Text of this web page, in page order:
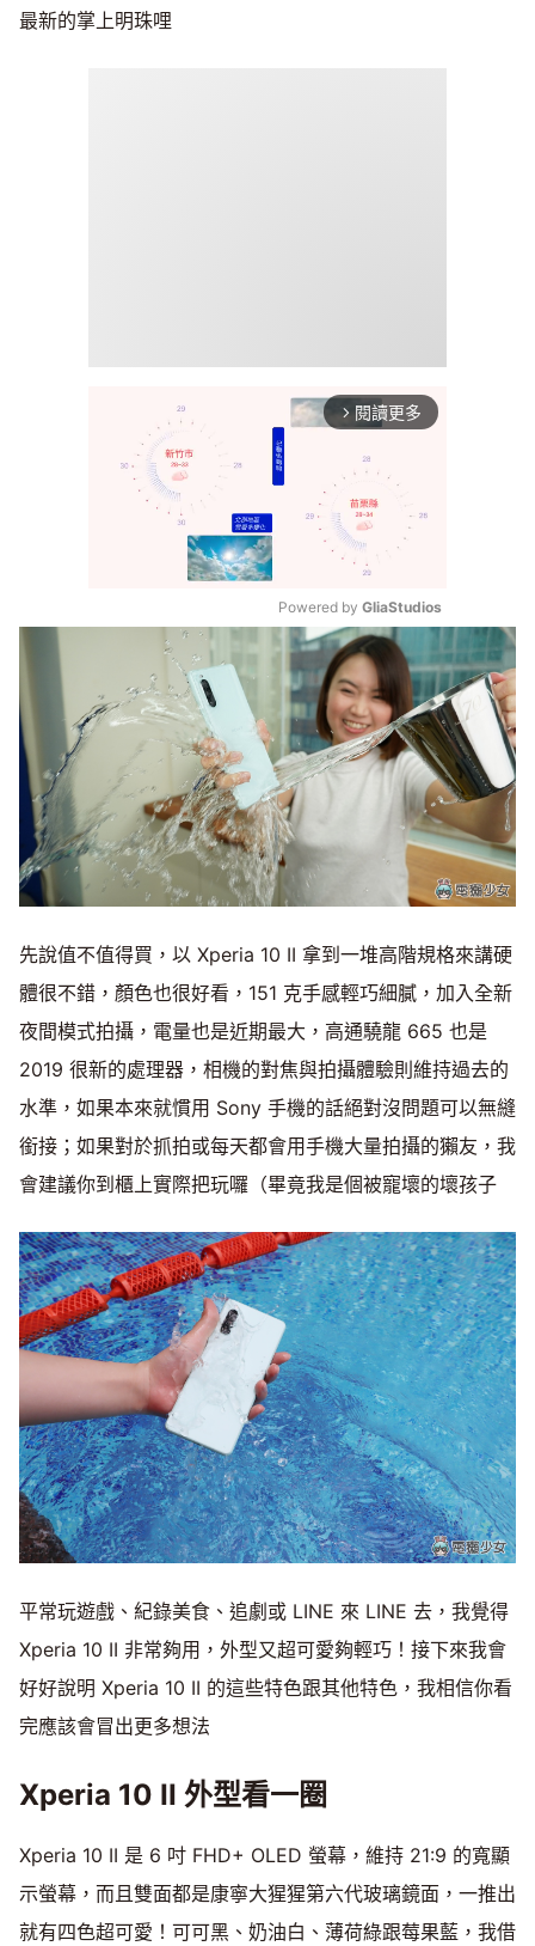
最新的掌上明珠哩
arrow_forward_ios 閱讀更多
Mute
Powered by GliaStudios
先說值不值得買，以 Xperia 10 II 拿到一堆高階規格來講硬
體很不錯，顏色也很好看，151 克手感輕巧細膩，加入全新
夜間模式拍攝，電量也是近期最大，高通驍龍 665 也是
2019 很新的處理器，相機的對焦與拍攝體驗則維持過去的
水準，如果本來就慣用 Sony 手機的話絕對沒問題可以無縫
銜接；如果對於抓拍或每天都會用手機大量拍攝的獺友，我
會建議你到櫃上實際把玩囉（畢竟我是個被寵壞的壞孩子
平常玩遊戲、紀錄美食、追劇或 LINE 來 LINE 去，我覺得
Xperia 10 II 非常夠用，外型又超可愛夠輕巧！接下來我會
好好說明 Xperia 10 II 的這些特色跟其他特色，我相信你看
完應該會冒出更多想法
Xperia 10 II 外型看一圈
Xperia 10 II 是 6 吋 FHD+ OLED 螢幕，維持 21:9 的寬顯
示螢幕，而且雙面都是康寧大猩猩第六代玻璃鏡面，一推出
就有四色超可愛！可可黑、奶油白、薄荷綠跟莓果藍，我借